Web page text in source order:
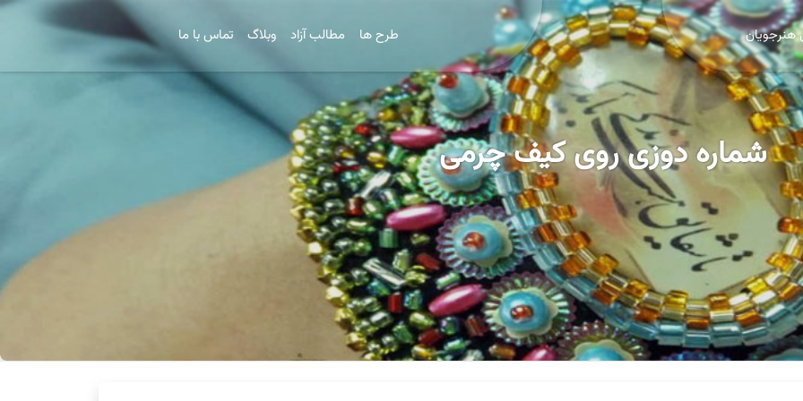
هنرجویان طرح ها مطالب آزاد وبلاگ تماس با ما
شماره دوزی روی کیف چرمی